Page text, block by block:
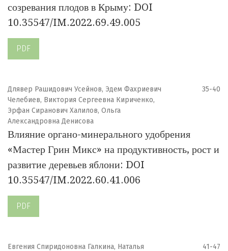
созревания плодов в Крыму: DOI
10.35547/IM.2022.69.49.005
PDF
Длявер Рашидович Усейнов, Эдем Фахриевич
Челебиев, Виктория Сергеевна Кириченко,
Эрфан Сиранович Халилов, Ольга
Александровна Денисова
35-40
Влияние органо-минерального удобрения
«Мастер Грин Микс» на продуктивность, рост и
развитие деревьев яблони: DOI
10.35547/IM.2022.60.41.006
PDF
Евгения Спиридоновна Галкина, Наталья 41-47